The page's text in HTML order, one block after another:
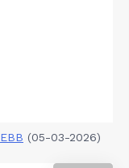
EBB (05-03-2026)